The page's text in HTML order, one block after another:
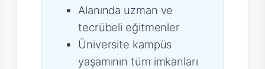
Alanında uzman ve
tecrübeli eğitmenler
Üniversite kampüs
yaşamının tüm imkanları